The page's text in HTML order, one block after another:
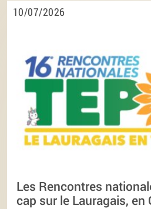
10/07/2026
Les Rencontres
cap sur le Lauragais, en